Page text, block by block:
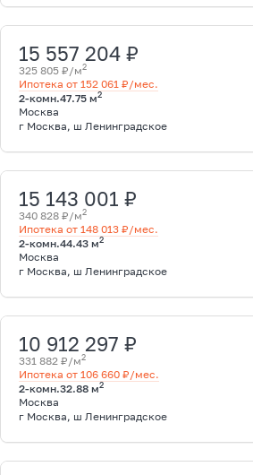
15 557 204 ₽
325 805 ₽/м2
Ипотека от 152 061 ₽/мес.
2-комн.47.75 м2
Москва
г Москва, ш Ленинградское
15 143 001 ₽
340 828 ₽/м2
Ипотека от 148 013 ₽/мес.
2-комн.44.43 м2
Москва
г Москва, ш Ленинградское
10 912 297 ₽
331 882 ₽/м2
Ипотека от 106 660 ₽/мес.
2-комн.32.88 м2
Москва
г Москва, ш Ленинградское